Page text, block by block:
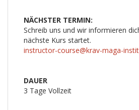
NÄCHSTER TERMIN:
Schreib uns und wir informieren
nächste Kurs startet.
instructor-course@krav-maga-
DAUER
3 Tage Vollzeit